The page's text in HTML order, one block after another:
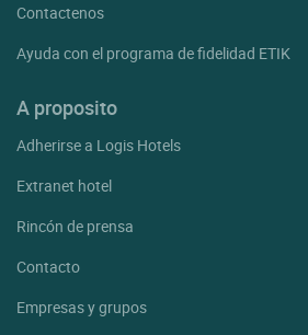
Contactenos
Ayuda con el programa de fidelidad ETIK
A proposito
Adherirse a Logis Hotels
Extranet hotel
Rincón de prensa
Contacto
Empresas y grupos